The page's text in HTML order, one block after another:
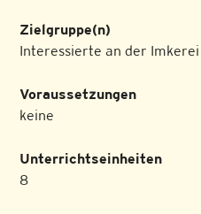
Zielgruppe(n)
Interessierte an der Imkerei
Voraussetzungen
keine
Unterrichtseinheiten
8